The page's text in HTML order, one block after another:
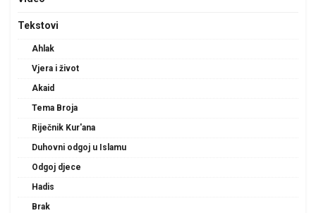
Tekstovi
Ahlak
Vjera i život
Akaid
Tema Broja
Riječnik Kur'ana
Duhovni odgoj u Islamu
Odgoj djece
Hadis
Brak